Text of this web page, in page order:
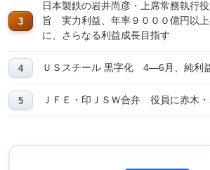
日本製鉄の岩井尚彦・上席常務執行
旨 実力利益、年率９０００億円以
に、さらなる利益成長目指す
ＵＳスチール 黒字化 4―6月、純利
ＪＦＥ・印ＪＳＷ合弁 役員に赤木